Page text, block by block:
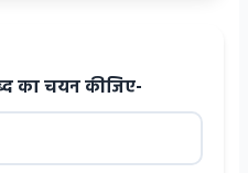
का चयन कीजिए-